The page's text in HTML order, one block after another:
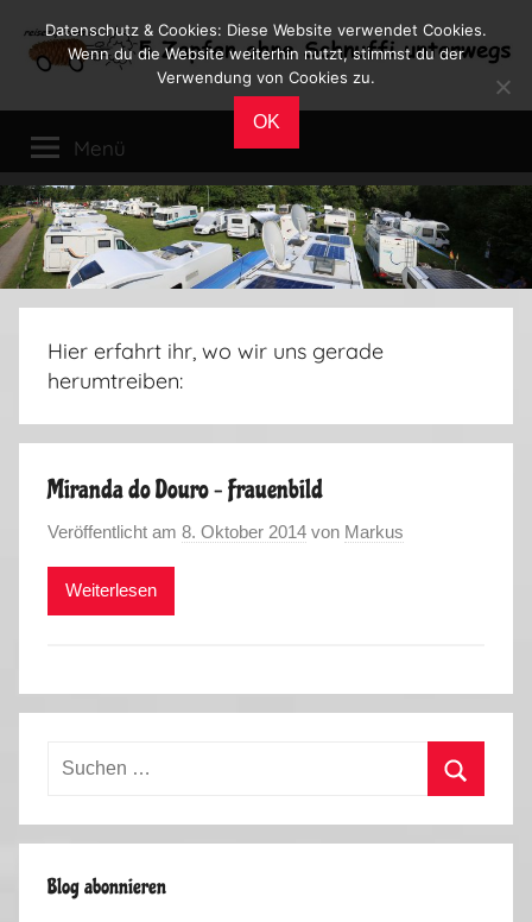
Inhalt
Reiseblog
Leben
im
Wohnmobil
Menü
Hier erfahrt ihr, wo wir uns gerade
herumtreiben:
Miranda do Douro – Frauenbild
Veröffentlicht am 8. Oktober 2014 von Markus
Weiterlesen
Suchen
Blog abonnieren
Datenschutz & Cookies: Diese Website verwendet Cookies.
Wenn du die Website weiterhin nutzt, stimmst du der
Verwendung von Cookies zu.
OK